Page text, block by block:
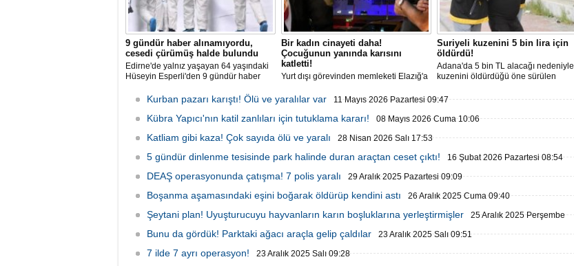
9 gündür haber alınamıyordu,
cesedi çürümüş halde bulundu
Edirne'de yalnız yaşayan 64 yaşındaki
Hüseyin Esperli'den 9 gündür haber
koku üzerine Esperli'nin hayatını
kaybettiğini belirledi.
Bir kadın cinayeti daha!
Çocuğunun yanında karısını
katletti!
Yurt dışı görevinden memleketi Elazığ'a
yaşındaki çocuğu evdeyken tartıştığı
yerinde can verirken cani koca
Suriyeli kuzenini 5 bin lira için
öldürdü!
Adana'da 5 bin TL alacağı nedeniyle
kuzenini öldürdüğü öne sürülen
sırada Hatay'ın Reyhanlı ilçesinde
Kurban pazarı karıştı! Ölü ve yaralılar var 11 Mayıs 2026 Pazartesi 09:47
Kübra Yapıcı'nın katil zanlıları için tutuklama kararı! 08 Mayıs 2026 Cuma 10:06
Katliam gibi kaza! Çok sayıda ölü ve yaralı 28 Nisan 2026 Salı 17:53
5 gündür dinlenme tesisinde park halinde duran araçtan ceset çıktı! 16 Şubat 2026 Pazartesi 08:54
DEAŞ operasyonunda çatışma! 7 polis yaralı 29 Aralık 2025 Pazartesi 09:09
Boşanma aşamasındaki eşini boğarak öldürüp kendini astı 26 Aralık 2025 Cuma 09:40
Şeytani plan! Uyuşturucuyu hayvanların karın boşluklarına yerleştirmişler
25 Aralık 2025 Perşembe
Bunu da gördük! Parktaki ağacı araçla gelip çaldılar 23 Aralık 2025 Salı 09:51
7 ilde 7 ayrı operasyon! 23 Aralık 2025 Salı 09:28